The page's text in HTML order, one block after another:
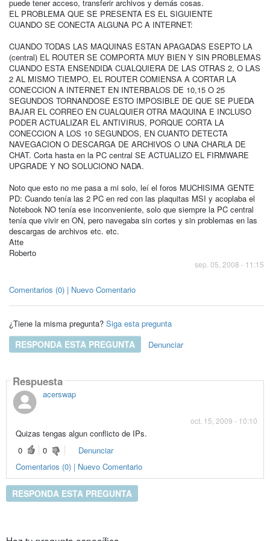
puede tener acceso, transferir archivos y demás cosas.
EL PROBLEMA QUE SE PRESENTA ES EL SIGUIENTE
CUANDO SE CONECTA ALGUNA PC A INTERNET:
CUANDO TODAS LAS MAQUINAS ESTAN APAGADAS ESEPTO LA
(central) EL ROUTER SE COMPORTA MUY BIEN Y SIN PROBLEMAS
CUANDO ESTA ENSENDIDA CUALQUIERA DE LAS OTRAS 2, O LAS
2 AL MISMO TIEMPO, EL ROUTER COMIENSA A CORTAR LA
CONECCION A INTERNET EN INTERBALOS DE 10,15 O 25
SEGUNDOS TORNANDOSE ESTO IMPOSIBLE DE QUE SE PUEDA
BAJAR EL CORREO EN CUALQUIER OTRA MAQUINA E INCLUSO
PODER ACTUALIZAR EL ANTIVIRUS, PORQUE CORTA LA
CONECCION A LOS 10 SEGUNDOS, EN CUANTO DETECTA
NAVEGACION O DESCARGA DE ARCHIVOS O UNA CHARLA DE
CHAT. Corta hasta en la PC central SE ACTUALIZO EL FIRMWARE
UPGRADE Y NO SOLUCIONO NADA.
Noto que esto no me pasa a mi solo, leí el foros MUCHISIMA GENTE
PD: Cuando tenía las 2 PC en red con las plaquitas MSI y acoplaba el
Notebook NO tenía ese inconveniente, solo que siempre la PC central
tenía que vivir en ON, pero navegaba sin cortes y sin problemas en las
descargas de archivos etc. etc.
Atte
Roberto
sep. 05, 2008 - 11:15
Comentarios (0) | Nuevo Comentario
¿Tiene la misma pregunta? Siga esta pregunta
RESPONDA ESTA PREGUNTA Denunciar
Respuesta
acerswap
oct. 15, 2009 - 10:10
Quizas tengas algun conflicto de IPs.
0
0
Denunciar
Comentarios (0) | Nuevo Comentario
RESPONDA ESTA PREGUNTA